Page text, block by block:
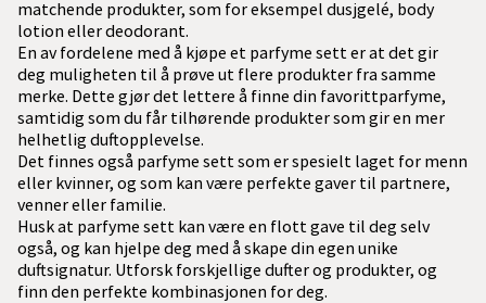
matchende produkter, som for eksempel dusjgelé, body
lotion eller deodorant.
En av fordelene med å kjøpe et parfyme sett er at det gir
deg muligheten til å prøve ut flere produkter fra samme
merke. Dette gjør det lettere å finne din favorittparfyme,
samtidig som du får tilhørende produkter som gir en mer
helhetlig duftopplevelse.
Det finnes også parfyme sett som er spesielt laget for menn
eller kvinner, og som kan være perfekte gaver til partnere,
venner eller familie.
Husk at parfyme sett kan være en flott gave til deg selv
også, og kan hjelpe deg med å skape din egen unike
duftsignatur. Utforsk forskjellige dufter og produkter, og
finn den perfekte kombinasjonen for deg.